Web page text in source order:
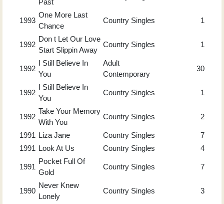
1993
One More Last
Chance
Country Singles 1
1992
Don t Let Our Love
Start Slippin Away
Country Singles 1
1992
I Still Believe In
You
Adult
Contemporary
30
1992
I Still Believe In
You
Country Singles 1
1992
Take Your Memory
With You
Country Singles 2
1991 Liza Jane Country Singles
7
1991 Look At Us Country Singles 4
1991
Pocket Full Of
Gold
Country Singles 7
1990
Never Knew
Lonely
Country Singles 3